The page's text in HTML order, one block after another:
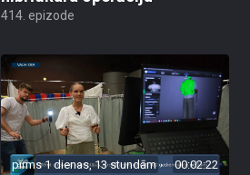
414. epizode
pirms 1 dienas, 13 stundām 00:02:22